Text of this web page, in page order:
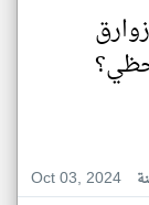
Oct 03, 2024